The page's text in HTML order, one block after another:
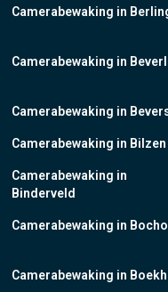
Camerabewaking in
Camerabewaking in
Camerabewaking in
Camerabewaking in Bilzen
Camerabewaking in
Binderveld
Camerabewaking in
Camerabewaking in